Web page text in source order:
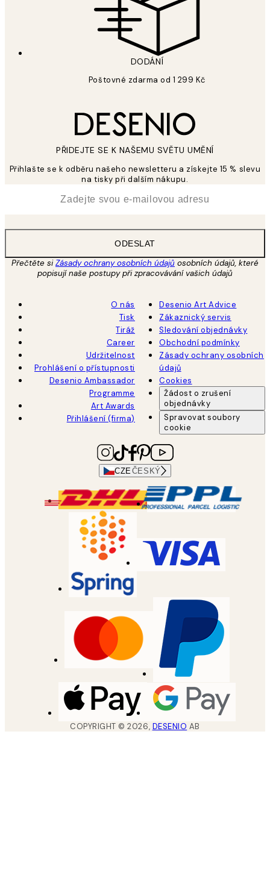
DODÁNÍ
Poštovné zdarma od 1 299 Kč
PŘIDEJTE SE K NAŠEMU SVĚTU UMĚNÍ
Přihlašte se k odběru našeho newsletteru a získejte 15 % slevu
na tisky při dalším nákupu.
ODESLAT
Přečtěte siZásady ochrany osobních údajů osobních údajů, které
popisují naše postupy při zpracovávání vašich údajů
O nás
Tisk
Tiráž
Career
Udržitelnost
Prohlášení o přístupnosti
Desenio Ambassador
Programme
Art Awards
Přihlášení (firma)
Desenio Art Advice
Zákaznický servis
Sledování objednávky
Obchodní podmínky
Zásady ochrany osobních
údajů
Cookies
Žádost o zrušení
objednávky
Spravovat soubory
cookie
CZE ČESKÝ
COPYRIGHT ©2026, DESENIO AB